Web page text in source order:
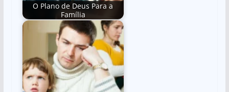
O Plano de Deus Para a
Família